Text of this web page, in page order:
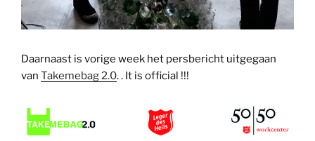
Daarnaast is vorige week het persbericht uitgegaan
van Takemebag 2.0. . It is official !!!